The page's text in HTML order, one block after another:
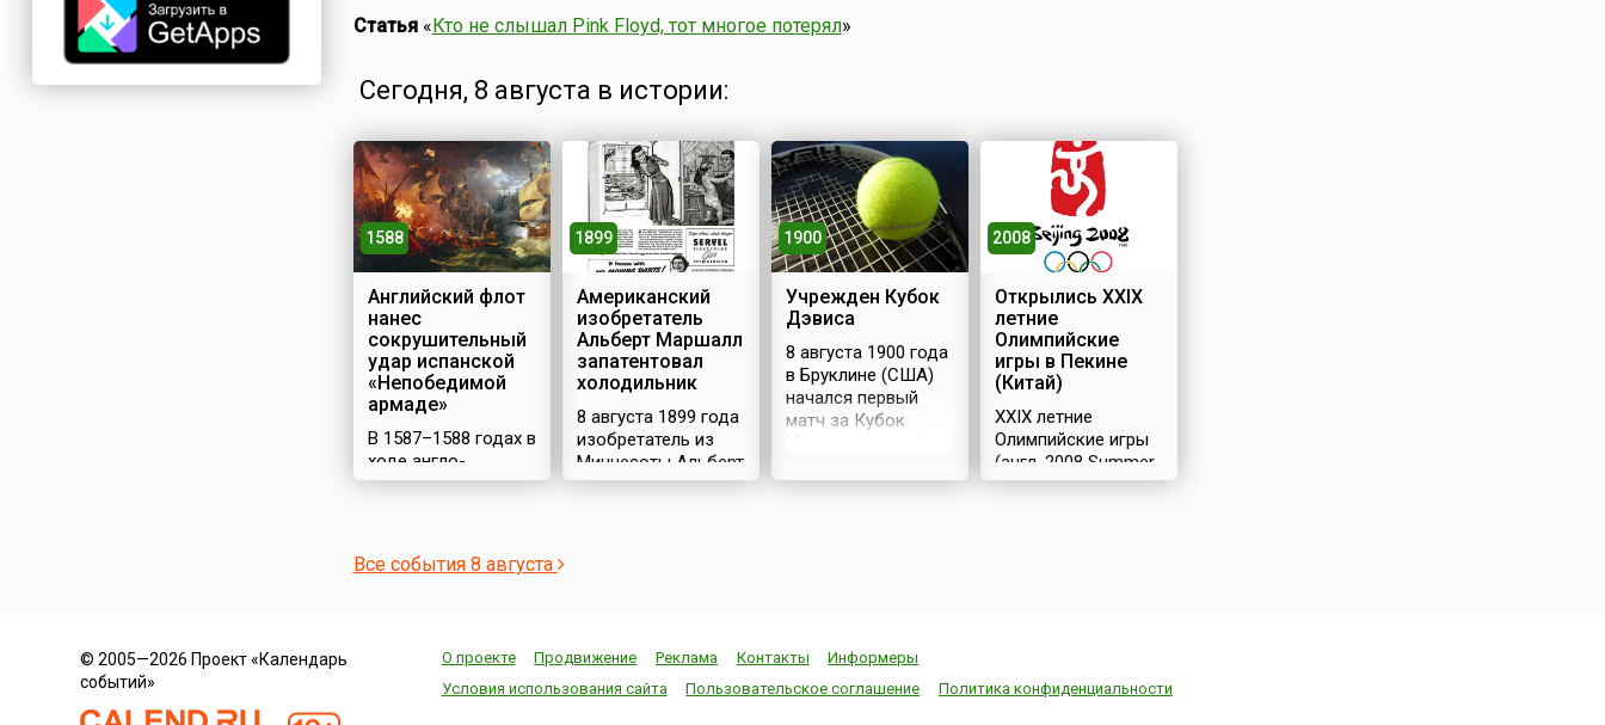
Статья«Кто не слышал Pink Floyd, тот многое потерял»
Сегодня, 8 августа в истории:
1588
Английский флот
нанес
сокрушительный
удар испанской
«Непобедимой
армаде»
В 1587–1588 годах в
ходе англо-
испанской войны
«Непобедимую
армаду» для
операция была
задумана
1899
Американский
изобретатель
Альберт Маршалл
запатентовал
холодильник
8 августа 1899 года
изобретатель из
Миннесоты Альберт
Маршалл
льда. Первые
домашние
1900
Учрежден Кубок
Дэвиса
8 августа 1900 года
в Бруклине (США)
начался первый
матч за Кубок
тенниса. В награду
студентом
Гарвардского
университета
2008
Открылись XXIX
летние
Олимпийские
игры в Пекине
(Китай)
XXIX летние
Олимпийские игры
(англ. 2008 Summer
Olympics)
(Франция), Стамбул
Все события 8 августа
© 2005—2026 Проект «Календарь
событий»
О проекте Продвижение Реклама Контакты
Информеры
Условия использования сайта
Пользовательское соглашение Политика конфиденциальности